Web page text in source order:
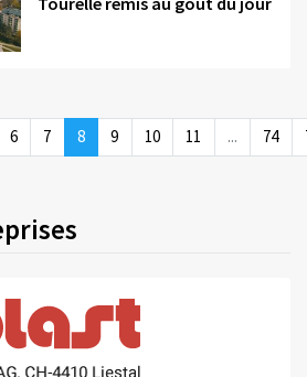
6 7 8 9 10 11 ... 74